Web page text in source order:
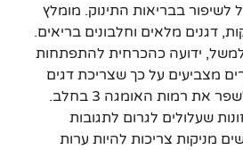
לשיפור בבריאות התינוק. מומלץ
דגנים מלאים וחלבונים בריאים.
שומן אומגה 3, למשל, ידועה כהכרחית להתפתחות
מצביעים על כך שצריכת דגים
רמות האומגה 3 בחלב.
שעלולים לגרום לתגובות
מניקות צריכות להיות ערות